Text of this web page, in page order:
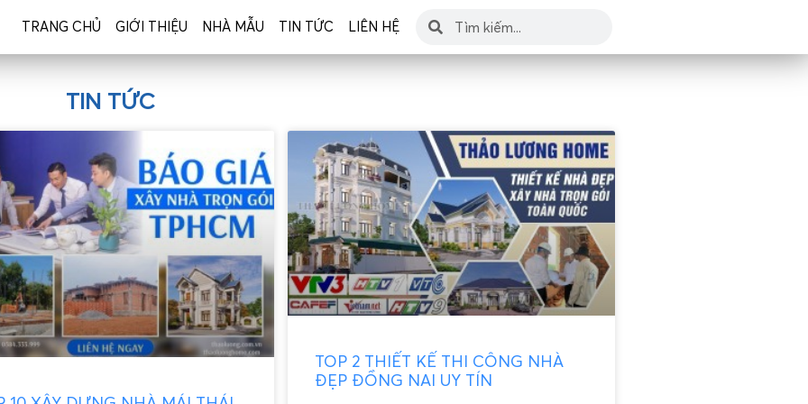
TRANG CHỦ GIỚI THIỆU NHÀ MẪU TIN TỨC LIÊN HỆ
TIN TỨC
TOP 2 THIẾT KẾ THI CÔNG NHÀ
ĐẸP ĐỒNG NAI UY TÍN